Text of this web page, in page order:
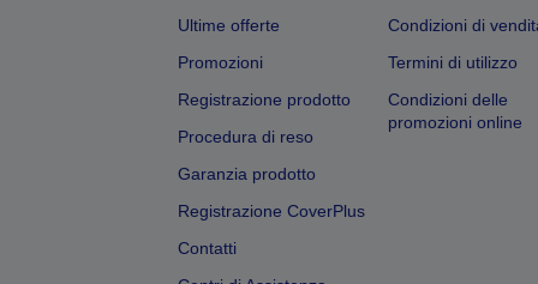
Ultime offerte
Promozioni
Registrazione prodotto
Procedura di reso
Garanzia prodotto
Registrazione CoverPlus
Contatti
Condizioni di
Termini di utilizzo
Condizioni delle
promozioni online